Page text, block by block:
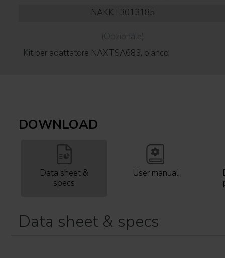
NAKKT3013185
(Opzionale)
Kit per adattatore NAXTSA683, bianco
DOWNLOAD
Data sheet &
specs
User manual
Data sheet & specs